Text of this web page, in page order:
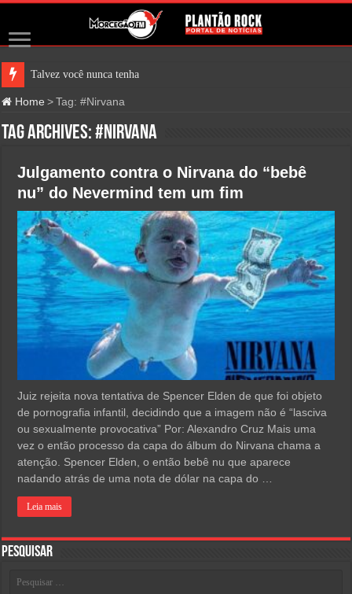
Talvez você nunca tenha ouvido
Home > Tag:#Nirvana
Tag Archives:#Nirvana
Julgamento contra o Nirvana do “bebê
nu” do Nevermind tem um fim
Juiz rejeita nova tentativa de Spencer Elden de que foi objeto
de pornografia infantil, decidindo que a imagem não é “lasciva
ou sexualmente provocativa” Por: Alexandro Cruz Mais uma
vez o então processo da capa do álbum do Nirvana chama a
atenção. Spencer Elden, o então bebê nu que aparece
nadando atrás de uma nota de dólar na capa do …
Leia mais
Pesquisar